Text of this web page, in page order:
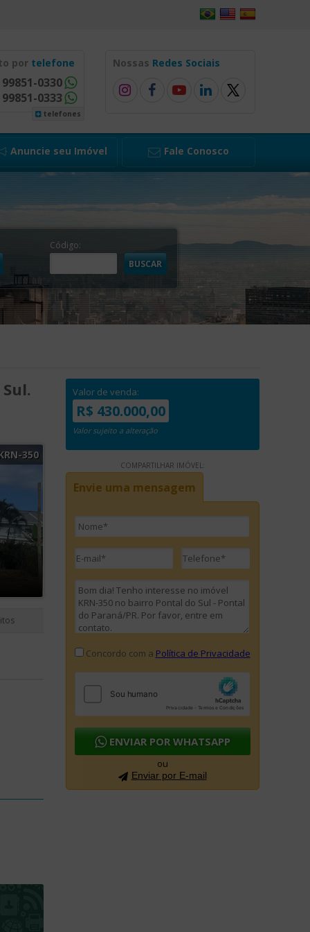
Nossas Redes Sociais
por telefone
0330
0333
telefones
Anuncie seu Imóvel Fale Conosco
Código:
350
Valor de venda:
R$ 430.000,00
Valor sujeito a alteração
COMPARTILHAR IMÓVEL:
Envie uma mensagem
Concordo com a Política de Privacidade
ENVIAR POR WHATSAPP
ou
Enviar por E-mail